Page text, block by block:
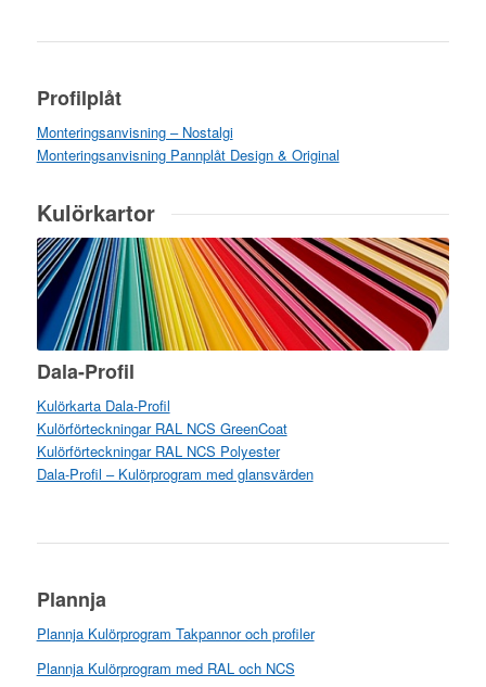
Profilplåt
Monteringsanvisning – Nostalgi
Monteringsanvisning Pannplåt Design & Original
Kulörkartor
Dala-Profil
Kulörkarta Dala-Profil
Kulörförteckningar RAL NCS GreenCoat
Kulörförteckningar RAL NCS Polyester
Dala-Profil – Kulörprogram med glansvärden
Plannja
Plannja Kulörprogram Takpannor och profiler
Plannja Kulörprogram med RAL och NCS